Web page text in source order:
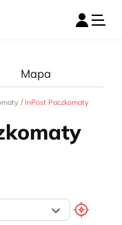
Mapa
/ InPost Paczkomaty